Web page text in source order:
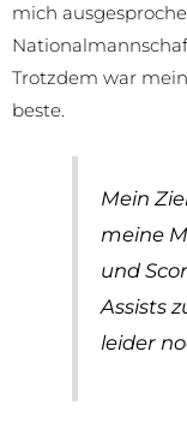
mich
Trotzdem war
beste.
Mein
meine
und
Assists
leider